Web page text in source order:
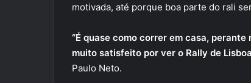
motivada, até porque boa parte do rali
“É quase como correr em casa,
muito satisfeito por ver o Rally de
Paulo Neto.